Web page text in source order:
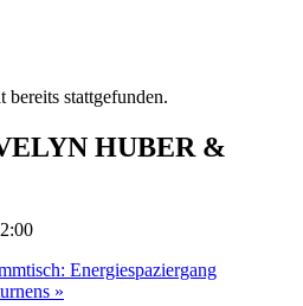
bereits stattgefunden.
HUBER &
Energiespaziergang
»